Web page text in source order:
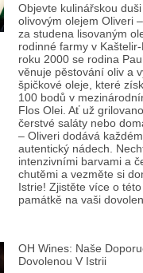
Objevte kulinářskou
olivovým olejem Oliveri
za studena lisovaným
rodinné farmy v
roku 2000 se rodina
věnuje pěstování oliv a
špičkové oleje, které
100 bodů v
Flos Olei. Ať už
čerstvé saláty nebo
– Oliveri dodává
autentický nádech.
intenzivními barvami a
chutěmi a vezměte si
Istrie! Zjistěte více o
památkě na vaši
OH Wines: Naše
Dovolenou V Istrii